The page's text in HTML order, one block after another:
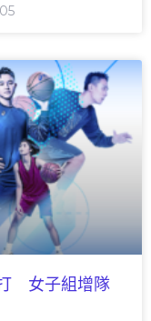
打 女子組增隊